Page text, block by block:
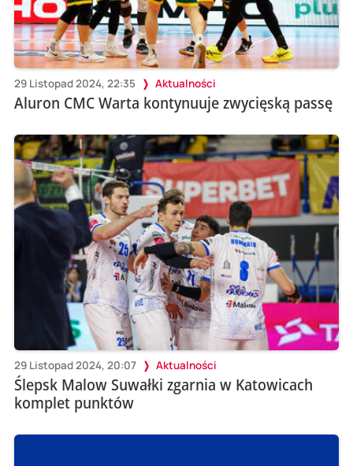
29 Listopad 2024, 22:35 Aktualności
Aluron CMC Warta kontynuuje zwycięską passę
29 Listopad 2024, 20:07 Aktualności
Ślepsk Malow Suwałki zgarnia w Katowicach
komplet punktów